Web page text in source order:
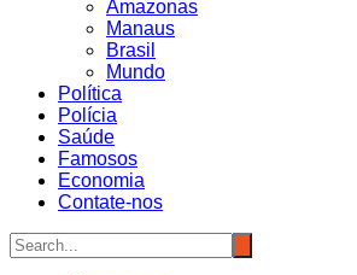
Amazonas
Manaus
Brasil
Mundo
Política
Polícia
Saúde
Famosos
Economia
Contate-nos